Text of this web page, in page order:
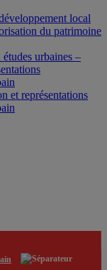
local
du patrimoine
urbaines –
et représentations